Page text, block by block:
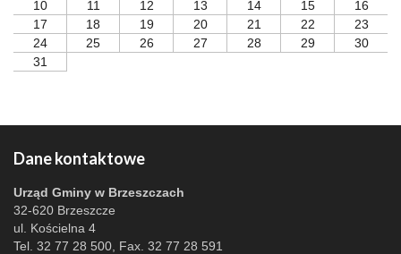
10
11 12 13 14 15
16
17
18 19 20 21 22
23
24
25 26 27 28 29
30
31
Dane kontaktowe
Urząd Gminy w Brzeszczach
32-620 Brzeszcze
ul. Kościelna 4
Tel. 32 77 28 500, Fax. 32 77 28 591